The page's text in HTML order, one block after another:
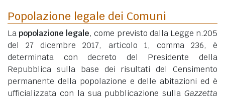
Popolazione legale dei Comuni
Lapopolazione legale, come previsto dalla Legge n.205
del 27 dicembre 2017, articolo 1, comma 236, è
determinata con decreto del Presidente della
Repubblica sulla base dei risultati del Censimento
permanente della popolazione e delle abitazioni ed è
ufficializzata con la sua pubblicazione sulla Gazzetta